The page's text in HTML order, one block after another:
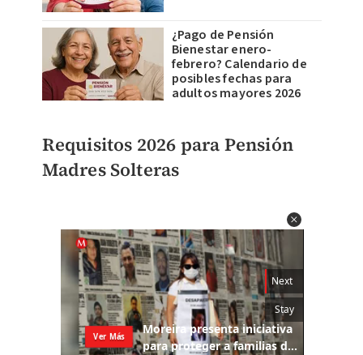
¿Pago de Pensión
Bienestar enero-
febrero? Calendario de
posibles fechas para
adultos mayores 2026
Requisitos 2026 para Pensión
Madres Solteras